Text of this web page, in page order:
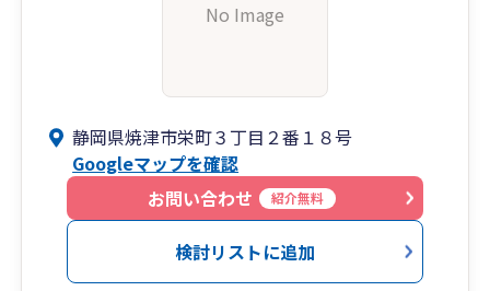
No Image
静岡県焼津市栄町３丁目２番１８号
Googleマップを確認
お問い合わせ
紹介無料
検討リストに追加